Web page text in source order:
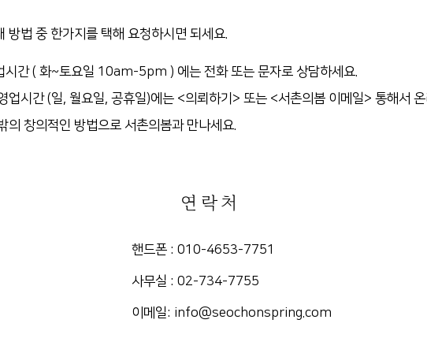
방법 중 한가지를 택해 요청하시면 되세요.
시간 ( 화~토요일 10am-5pm ) 에는 전화 또는 문자로 상담하세요.
업시간 (일, 월요일, 공휴일)에는 <의뢰하기> 또는 <서촌의봄 이메일> 통해서
의 창의적인 방법으로 서촌의봄과 만나세요.
연락처
핸드폰 : 010-4653-7751
​사무실 : 02-734-7755
​이메일: info@seochonspring.com